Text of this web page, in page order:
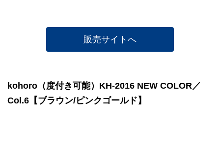
販売サイトへ
kohoro（度付き可能）KH-2016 NEW COLOR／
Col.6【ブラウン/ピンクゴールド】